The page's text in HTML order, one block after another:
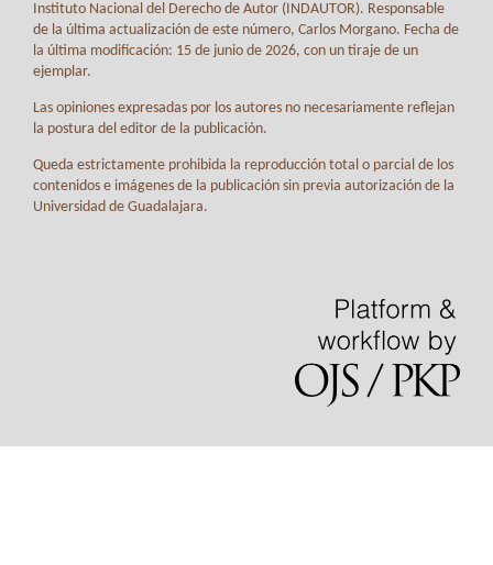
Instituto Nacional del Derecho de Autor (INDAUTOR). Responsable
de la última actualización de este número, Carlos Morgano. Fecha de
la última modificación: 15 de junio de 2026, con un tiraje de un
ejemplar.
Las opiniones expresadas por los autores no necesariamente reflejan
la postura del editor de la publicación.
Queda estrictamente prohibida la reproducción total o parcial de los
contenidos e imágenes de la publicación sin previa autorización de la
Universidad de Guadalajara.